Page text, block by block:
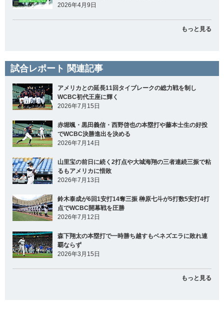
2026年4月9日
もっと見る
試合レポート 関連記事
アメリカとの延長11回タイブレークの総力戦を制し
WCBC初代王座に輝く
2026年7月15日
赤堀颯・黒田義信・西野啓也の本塁打や藤本士生の好投
でWCBC決勝進出を決める
2026年7月14日
山里宝の前日に続く2打点や大城海翔の三者連続三振で粘
るもアメリカに惜敗
2026年7月13日
鈴木泰成が6回1安打14奪三振 榊原七斗が5打数5安打4打
点でWCBC開幕戦を圧勝
2026年7月12日
森下翔太の本塁打で一時勝ち越すもベネズエラに敗れ連
覇ならず
2026年3月15日
もっと見る